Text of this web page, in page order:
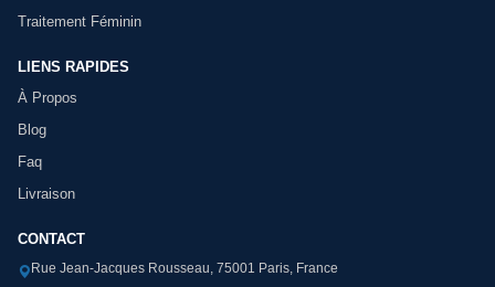
Traitement Féminin
LIENS RAPIDES
À Propos
Blog
Faq
Livraison
CONTACT
Rue Jean-Jacques Rousseau, 75001 Paris, France